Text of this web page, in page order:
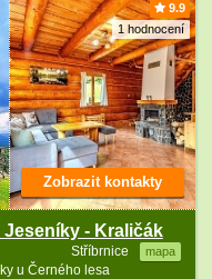
9.9
1 hodnocení
Jeseníky - Kraličák
Stříbrnice mapa
u Černého lesa
Zobrazit kontakty